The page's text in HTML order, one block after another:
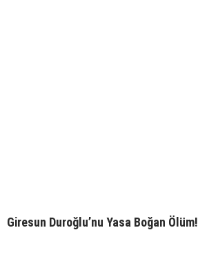
Giresun Duroğlu’nu Yasa Boğan Ölüm!